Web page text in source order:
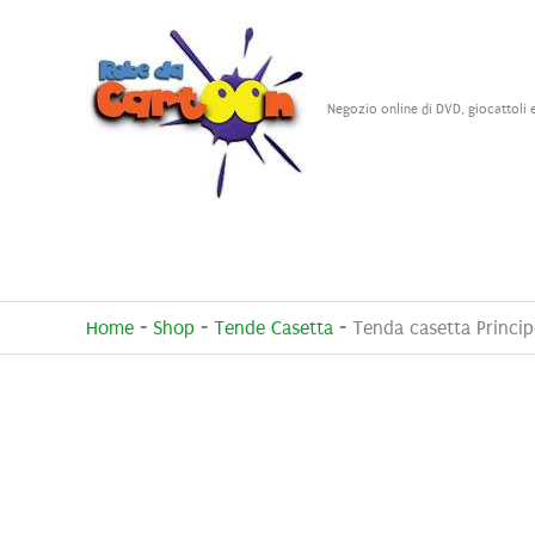
Negozio online di DVD, giocattoli
Home - Shop - Tende Casetta - Tenda casetta